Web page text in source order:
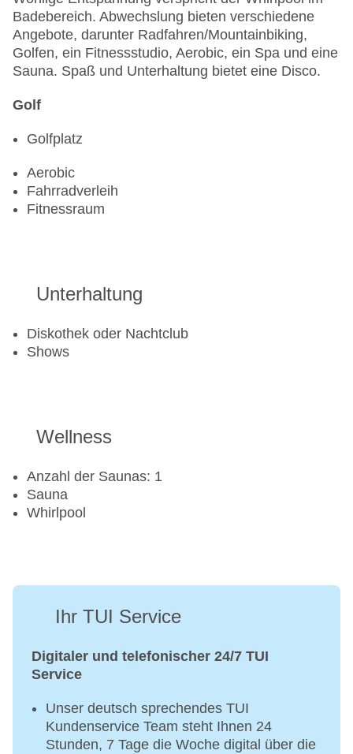
Badebereich. Abwechslung bieten verschiedene
Angebote, darunter Radfahren/Mountainbiking,
Golfen, ein Fitnessstudio, Aerobic, ein Spa und eine
Sauna. Spaß und Unterhaltung bietet eine Disco.
Golf
Golfplatz
Aerobic
Fahrradverleih
Fitnessraum
Unterhaltung
Diskothek oder Nachtclub
Shows
Wellness
Anzahl der Saunas: 1
Sauna
Whirlpool
Ihr TUI Service
Digitaler und telefonischer 24/7 TUI
Service
Unser deutsch sprechendes TUI
Kundenservice Team steht Ihnen 24
Stunden, 7 Tage die Woche digital über die